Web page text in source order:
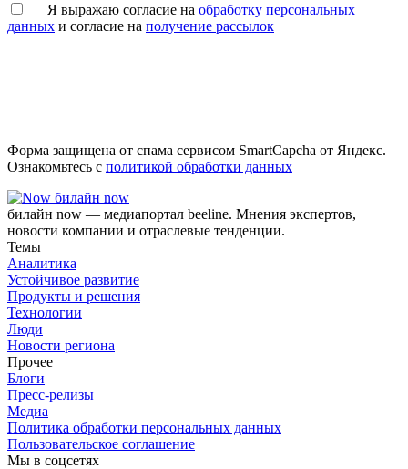
Я выражаю согласие на обработку персональных
данных и согласие на получение рассылок
Форма защищена от спама сервисом SmartCapcha от Яндекс.
Ознакомьтесь с политикой обработки данных
билайн now
билайн now — медиапортал beeline. Мнения экспертов,
новости компании и отраслевые тенденции.
Темы
Аналитика
Устойчивое развитие
Продукты и решения
Технологии
Люди
Новости региона
Прочее
Блоги
Пресс-релизы
Медиа
Политика обработки персональных данных
Пользовательское соглашение
Мы в соцсетях